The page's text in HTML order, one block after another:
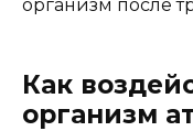
организм после
Как
организм